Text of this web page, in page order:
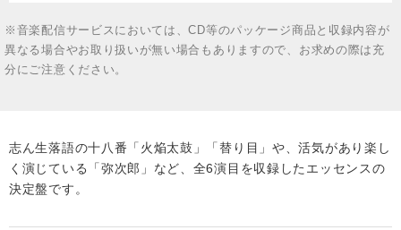
※音楽配信サービスにおいては、CD等のパッケージ商品と収録内容が
異なる場合やお取り扱いが無い場合もありますので、お求めの際は充
分にご注意ください。
志ん生落語の十八番「火焔太鼓」「替り目」や、活気があり楽し
く演じている「弥次郎」など、全6演目を収録したエッセンスの
決定盤です。